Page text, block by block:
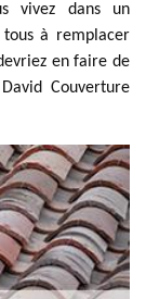
vivez dans un
tous à remplacer
en faire de
Couverture